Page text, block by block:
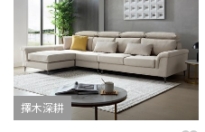
擇木深耕